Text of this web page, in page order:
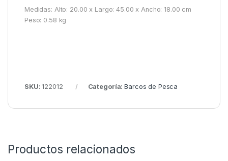
Medidas: Alto: 20.00 x Largo: 45.00 x Ancho: 18.00 cm
Peso: 0.58 kg
SKU:122012 Categoría:Barcos de Pesca
Productos relacionados